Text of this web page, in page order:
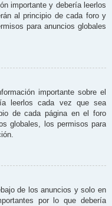
importante y debería leerlos
al principio de cada foro y
para anuncios globales
importante sobre el
leerlos cada vez que sea
de cada página en el foro
globales, los permisos para
de los anuncios y solo en
por lo que debería